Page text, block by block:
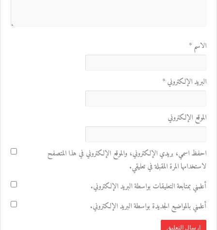
الاسم*
البريد الإلكتروني*
الموقع الإلكتروني
احفظ اسمي، بريدي الإلكتروني، والموقع الإلكتروني في هذا المتصفح
لاستخدامها المرة المقبلة في تعليقي.
أعلمني بمتابعة التعليقات بواسطة البريد الإلكتروني.
أعلمني بالمواضيع الجديدة بواسطة البريد الإلكتروني.